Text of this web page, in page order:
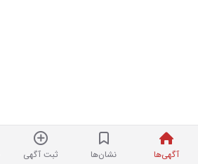
آگهی‌ها نشان‌ها ثبت آگهی